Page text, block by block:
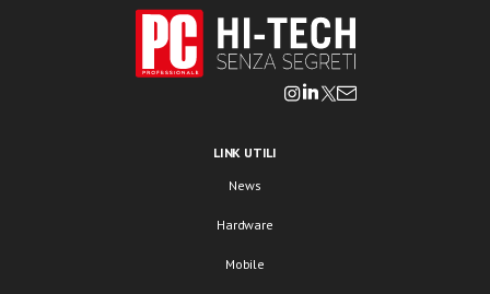
LINK UTILI
News
Hardware
Mobile